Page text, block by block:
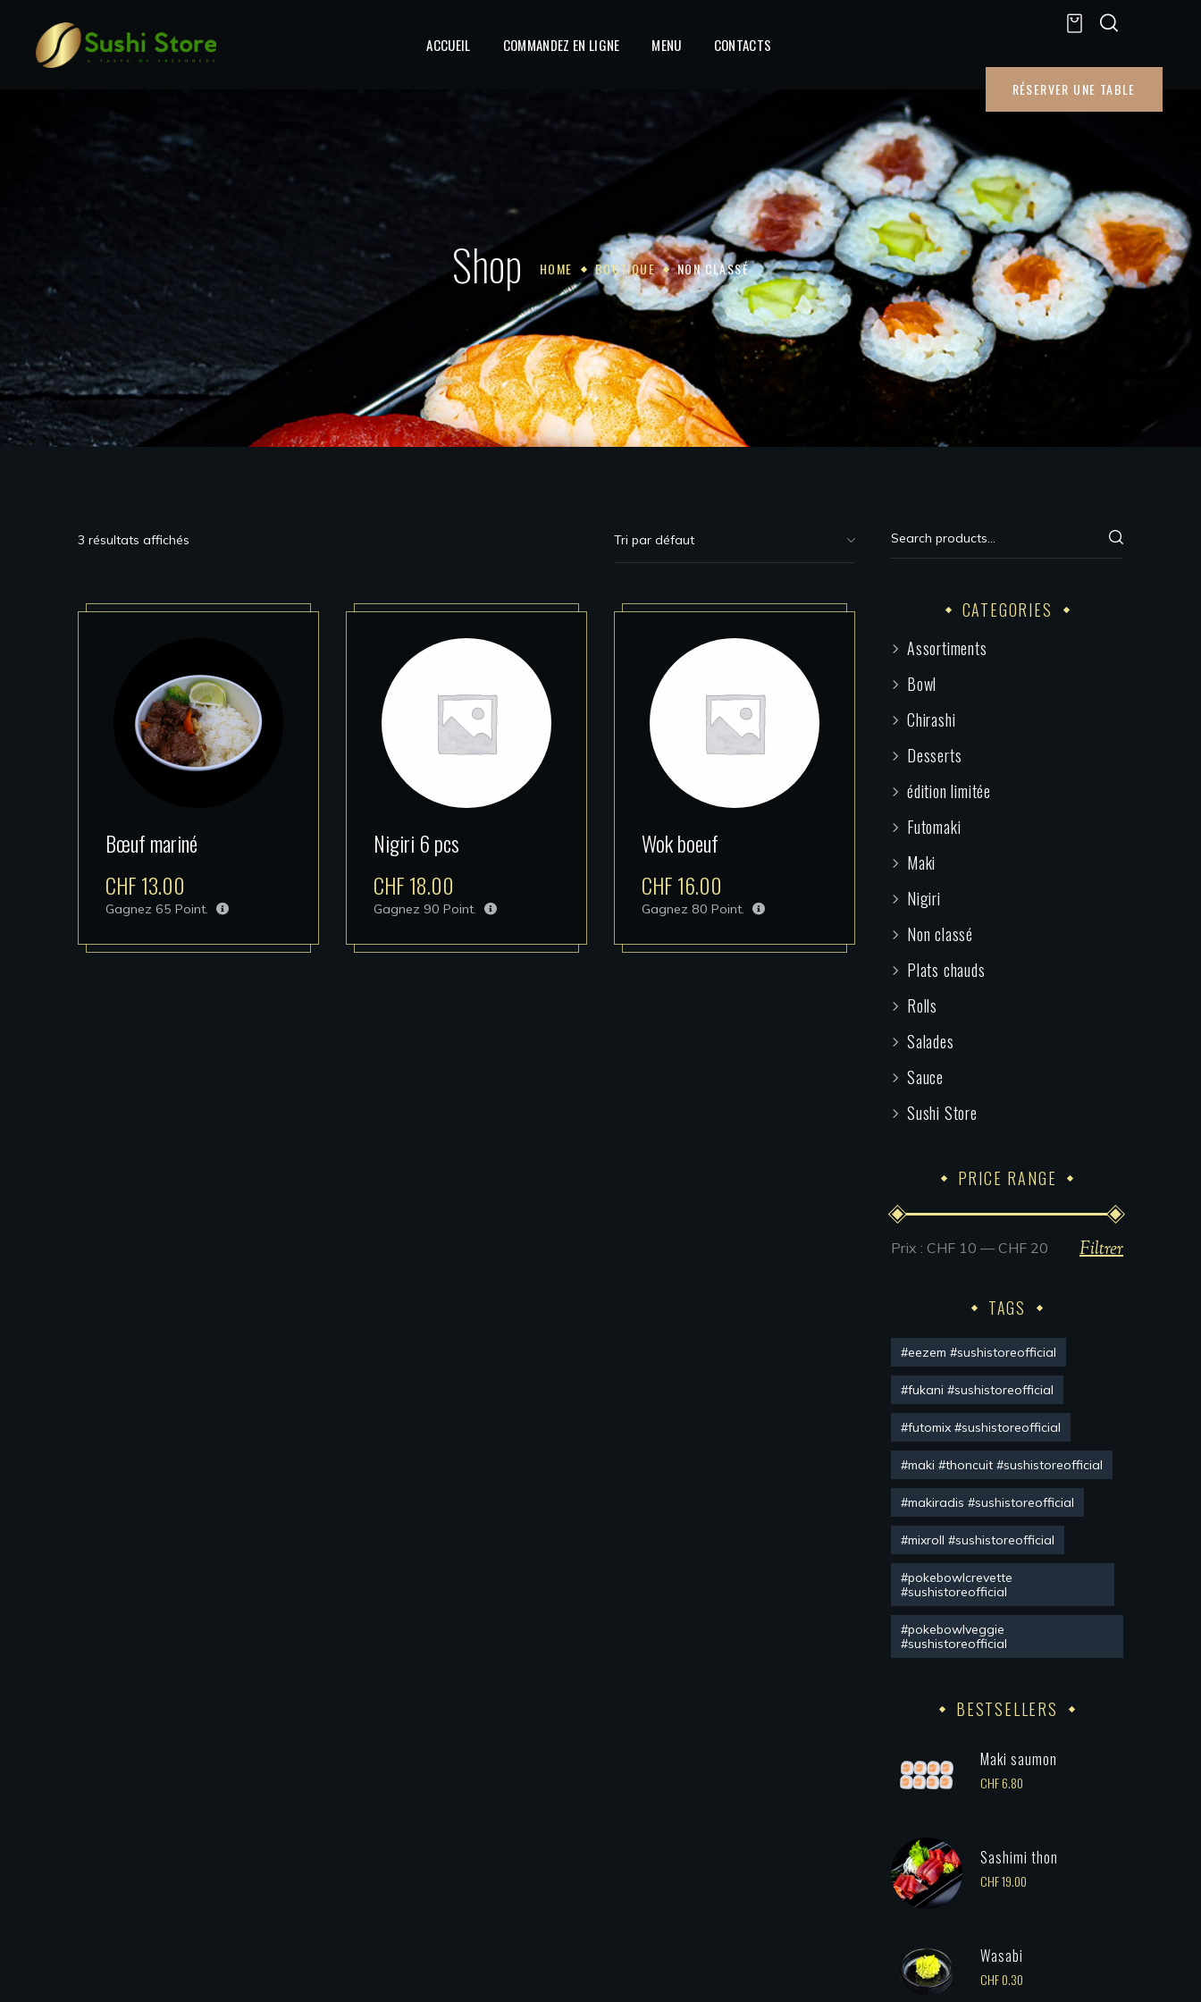
ACCUEIL COMMANDEZ EN LIGNE MENU CONTACTS
RÉSERVER UNE TABLE
Shop HOME BOUTIQUE NON CLASSÉ
3 résultats affichés
Bœuf mariné
CHF13.00
Gagnez 65 Point.
Nigiri 6 pcs
CHF18.00
Gagnez 90 Point.
Wok boeuf
CHF16.00
Gagnez 80 Point.
CATEGORIES
Assortiments
Bowl
Chirashi
Desserts
édition limitée
Futomaki
Maki
Nigiri
Non classé
Plats chauds
Rolls
Salades
Sauce
Sushi Store
PRICE RANGE
Filtrer
Prix : CHF 10 — CHF 20
TAGS
#eezem #sushistoreofficial
#fukani #sushistoreofficial
#futomix #sushistoreofficial
#maki #thoncuit #sushistoreofficial
#makiradis #sushistoreofficial
#mixroll #sushistoreofficial
#pokebowlcrevette
#sushistoreofficial
#pokebowlveggie
#sushistoreofficial
BESTSELLERS
Maki saumon
CHF6.80
Sashimi thon
CHF19.00
Wasabi
CHF0.30